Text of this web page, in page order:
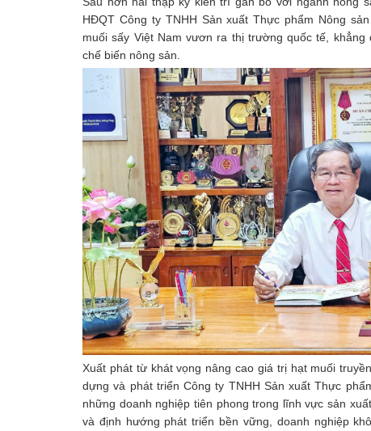
HĐQT Công ty TNHH Sản xuất Thực phẩm Nông
muối sấy Việt Nam vươn ra thị trường quốc tế,
chế biến nông sản.
Xuất phát từ khát vọng nâng cao giá trị hạt muối
dựng và phát triển Công ty TNHH Sản xuất Thực
những doanh nghiệp tiên phong trong lĩnh vực sản
và định hướng phát triển bền vững, doanh nghiệp